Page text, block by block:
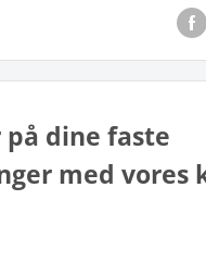
dine faste
med vores